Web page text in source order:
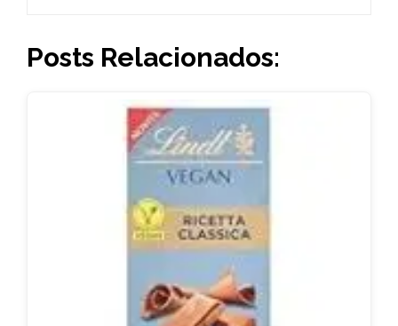
Posts Relacionados: